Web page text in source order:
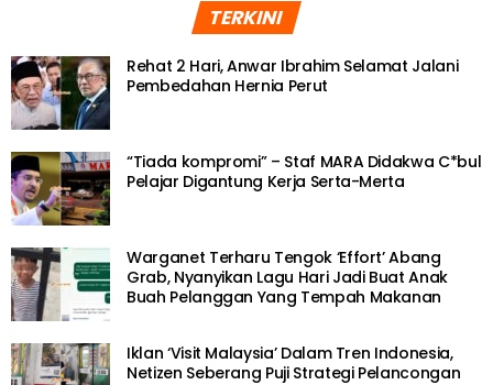
TERKINI
Rehat 2 Hari, Anwar Ibrahim Selamat Jalani
Pembedahan Hernia Perut
“Tiada kompromi” – Staf MARA Didakwa C*bul
Pelajar Digantung Kerja Serta-Merta
Warganet Terharu Tengok ‘Effort’ Abang
Grab, Nyanyikan Lagu Hari Jadi Buat Anak
Buah Pelanggan Yang Tempah Makanan
Iklan ‘Visit Malaysia’ Dalam Tren Indonesia,
Netizen Seberang Puji Strategi Pelancongan